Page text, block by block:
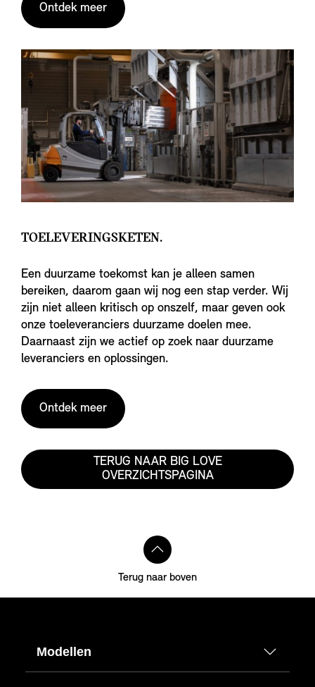
Ontdek meer
TOELEVERINGSKETEN.
Een duurzame toekomst kan je alleen samen
bereiken, daarom gaan wij nog een stap verder. Wij
zijn niet alleen kritisch op onszelf, maar geven ook
onze toeleveranciers duurzame doelen mee.
Daarnaast zijn we actief op zoek naar duurzame
leveranciers en oplossingen.
Ontdek meer
TERUG NAAR BIG LOVE
OVERZICHTSPAGINA
Terug naar boven
Modellen